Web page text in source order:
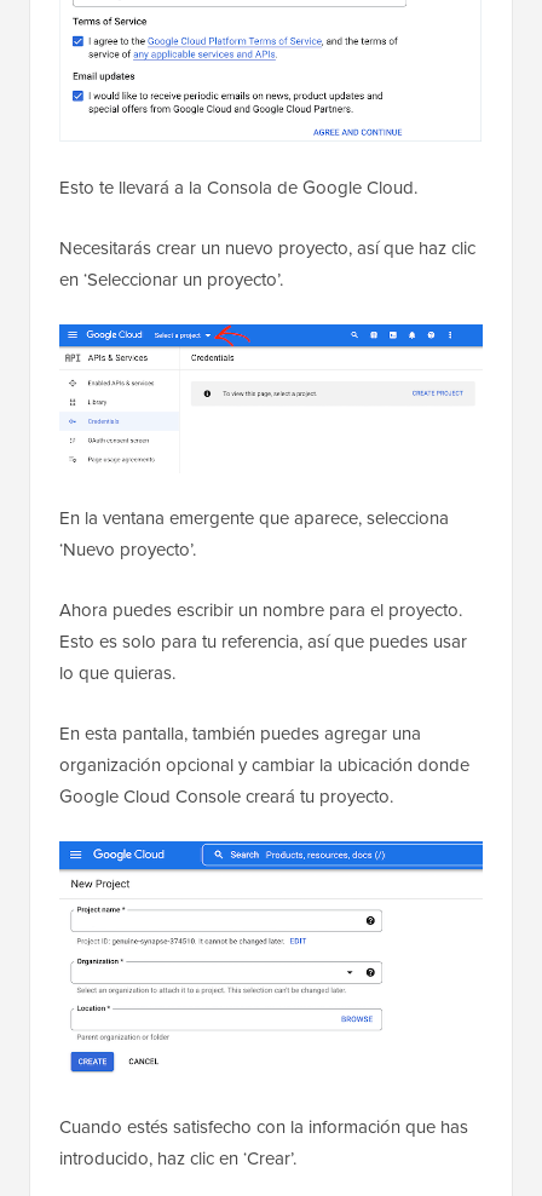
Esto te llevará a la Consola de Google Cloud.
Necesitarás crear un nuevo proyecto, así que haz clic
en ‘Seleccionar un proyecto’.
En la ventana emergente que aparece, selecciona
‘Nuevo proyecto’.
Ahora puedes escribir un nombre para el proyecto.
Esto es solo para tu referencia, así que puedes usar
lo que quieras.
En esta pantalla, también puedes agregar una
organización opcional y cambiar la ubicación donde
Google Cloud Console creará tu proyecto.
Cuando estés satisfecho con la información que has
introducido, haz clic en ‘Crear’.